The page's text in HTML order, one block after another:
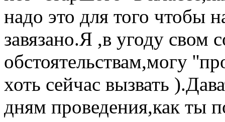
надо это для того чтобы
завязано.Я ,в угоду свом
обстоятельствам,могу
хоть сейчас вызвать
дням проведения,как ты